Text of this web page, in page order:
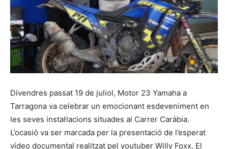
Divendres passat 19 de juliol, Motor 23 Yamaha a
Tarragona va celebrar un emocionant esdeveniment en
les seves instal·lacions situades al Carrer Caràbia.
L’ocasió va ser marcada per la presentació de l’esperat
vídeo documental realitzat pel youtuber Willy Foxx. El